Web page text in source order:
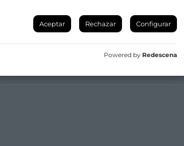
Aceptar Rechazar Configurar
Powered by Redescena